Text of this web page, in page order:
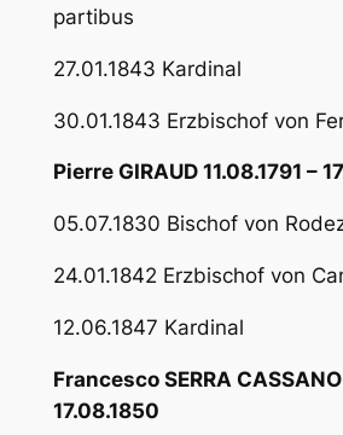
partibus
27.01.1843 Kardinal
30.01.1843 Erzbischof von
Pierre GIRAUD 11.08.1791 –
05.07.1830 Bischof von
24.01.1842 Erzbischof von
12.06.1847 Kardinal
Francesco SERRA
17.08.1850